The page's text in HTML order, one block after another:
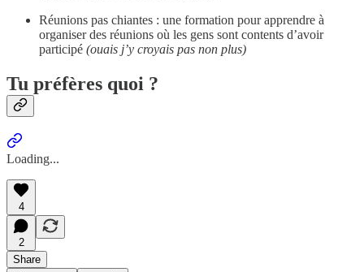
Réunions pas chiantes : une formation pour apprendre à
organiser des réunions où les gens sont contents d’avoir
participé (ouais j’y croyais pas non plus)
Tu préfères quoi ?
Loading...
4
2
Share